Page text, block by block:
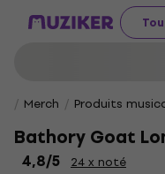
Merch Produits
Bathory Goat
4,8/5
24 x noté